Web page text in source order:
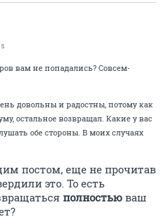
вам не попадались? Совсем-
довольны и радостны, потому как
остальное возвращал. Какие у вас
обе стороны. В моих случаях
постом, еще не прочитав
это. То есть
полностью ваш